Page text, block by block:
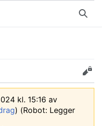
Søk
Rediger
kl. 15:16 av
) (Robot: Legger